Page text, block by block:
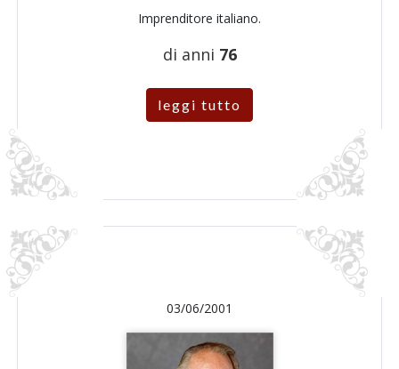
Imprenditore italiano.
di anni 76
leggi tutto
03/06/2001